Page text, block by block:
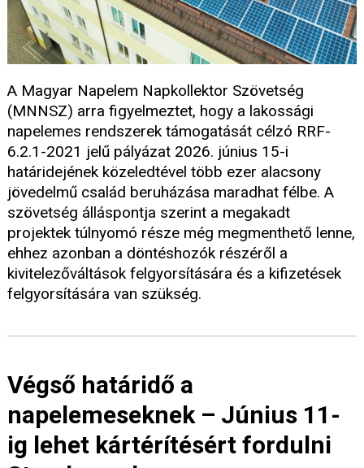
A Magyar Napelem Napkollektor Szövetség
(MNNSZ) arra figyelmeztet, hogy a lakossági
napelemes rendszerek támogatását célzó RRF-
6.2.1-2021 jelű pályázat 2026. június 15-i
határidejének közeledtével több ezer alacsony
jövedelmű család beruházása maradhat félbe. A
szövetség álláspontja szerint a megakadt
projektek túlnyomó része még megmenthető lenne,
ehhez azonban a döntéshozók részéről a
kivitelezőváltások felgyorsítására és a kifizetések
felgyorsítására van szükség.
Végső határidő a
napelemeseknek – Június 11-
ig lehet kártérítésért fordulni